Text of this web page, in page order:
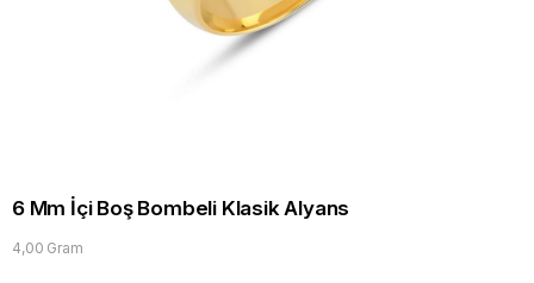
6 Mm İçi Boş Bombeli Klasik Alyans
4,00 Gram